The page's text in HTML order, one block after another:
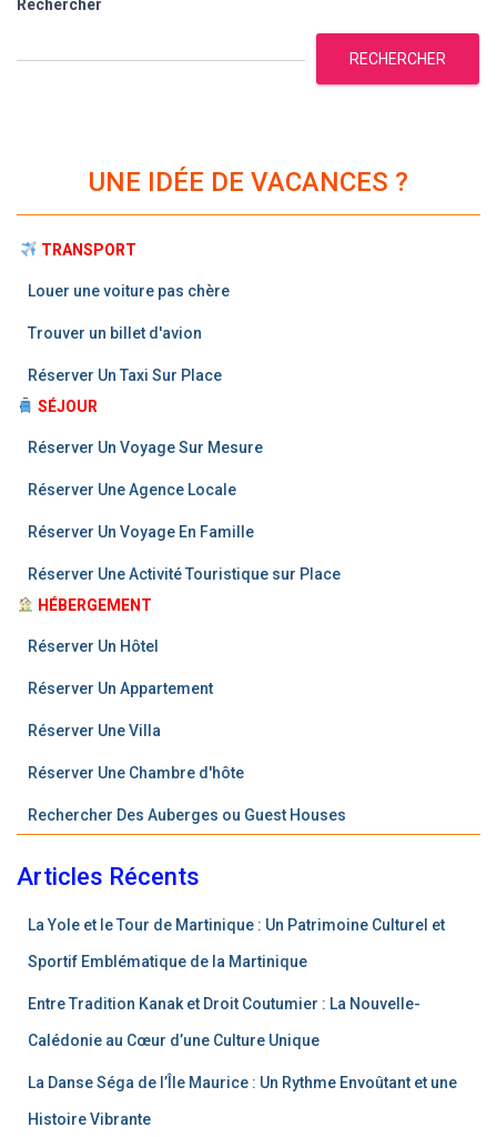
Rechercher
RECHERCHER
UNE IDÉE DE VACANCES ?
TRANSPORT
Louer une voiture pas chère
Trouver un billet d'avion
Réserver Un Taxi Sur Place
SÉJOUR
Réserver Un Voyage Sur Mesure
Réserver Une Agence Locale
Réserver Un Voyage En Famille
Réserver Une Activité Touristique sur Place
HÉBERGEMENT
Réserver Un Hôtel
Réserver Un Appartement
Réserver Une Villa
Réserver Une Chambre d'hôte
Rechercher Des Auberges ou Guest Houses
Articles Récents
La Yole et le Tour de Martinique : Un Patrimoine Culturel et
Sportif Emblématique de la Martinique
Entre Tradition Kanak et Droit Coutumier : La Nouvelle-
Calédonie au Cœur d’une Culture Unique
La Danse Séga de l’Île Maurice : Un Rythme Envoûtant et une
Histoire Vibrante